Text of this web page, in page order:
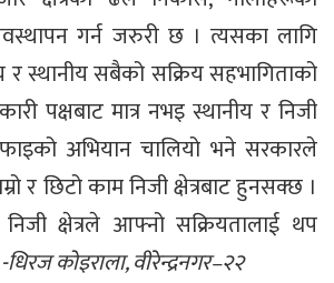
गर्न जरुरी छ । त्यसका लागि
र स्थानीय सबैको सक्रिय सहभागिताको
पक्षबाट मात्र नभइ स्थानीय र निजी
अभियान चालियो भने सरकारले
र छिटो काम निजी क्षेत्रबाट हुनसक्छ ।
क्षेत्रले आफ्नो सक्रियतालाई थप
-धिरज कोइराला, वीरेन्द्रनगर–२२